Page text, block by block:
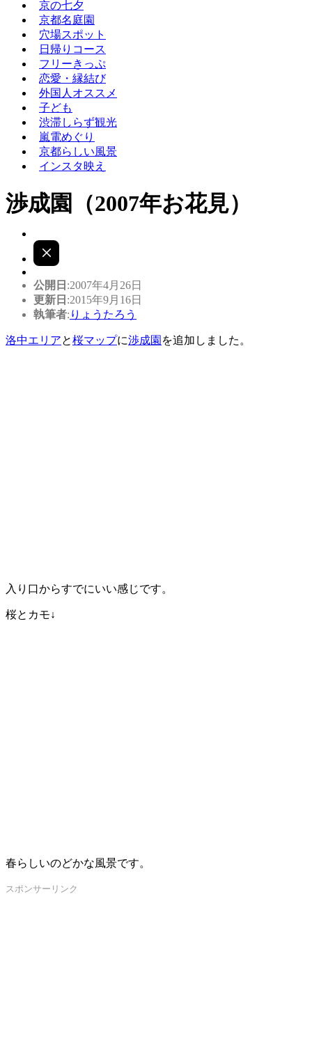
京の七夕
京都名庭園
穴場スポット
日帰りコース
フリーきっぷ
恋愛・縁結び
外国人オススメ
子ども
渋滞しらず観光
嵐電めぐり
京都らしい風景
インスタ映え
渉成園（2007年お花見）
公開日 :2007年4月26日
更新日 :2015年9月16日
執筆者: りょうたろう
洛中エリアと桜マップに渉成園 を追加しました。
入り口からすでにいい感じです。
桜とカモ↓
春らしいのどかな風景です。
スポンサーリンク